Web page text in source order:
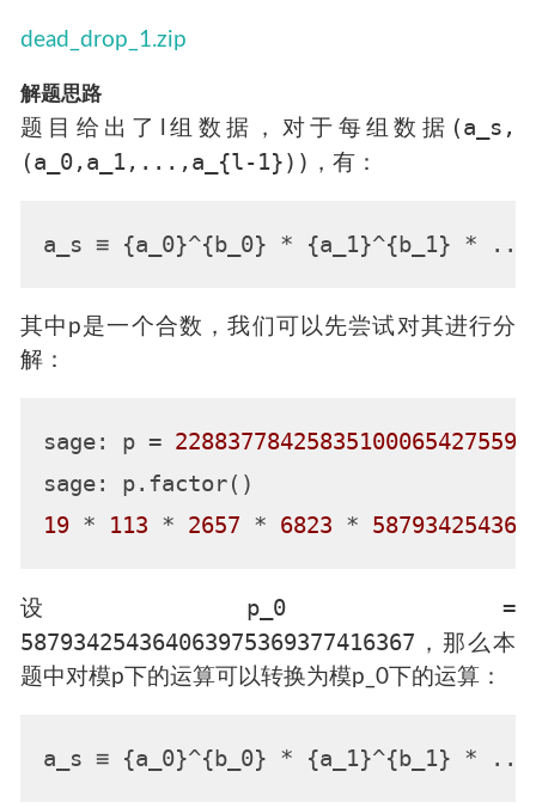
dead_drop_1.zip
解题思路
题目给出了l组数据，对于每组数据 (a_s,
(a_0,a_1,...,a_{l-1})) ，有：
a_s ≡ {a_0}^{b_0} * {a_1}^{b_1} *
其中p是一个合数，我们可以先尝试对其进行分
解：
sage: p =
19 * 113 * 2657 * 6823 *
设 p_0 =
587934254364063975369377416367 ，那么本
题中对模p下的运算可以转换为模p_0下的运算：
a_s ≡ {a_0}^{b_0} * {a_1}^{b_1} *